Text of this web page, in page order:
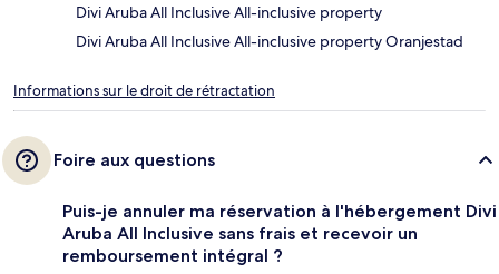
Divi Aruba All Inclusive All-inclusive property
Divi Aruba All Inclusive All-inclusive property Oranjestad
Informations sur le droit de rétractation
Foire aux questions
Puis-je annuler ma réservation à l'hébergement Divi
Aruba All Inclusive sans frais et recevoir un
remboursement intégral ?